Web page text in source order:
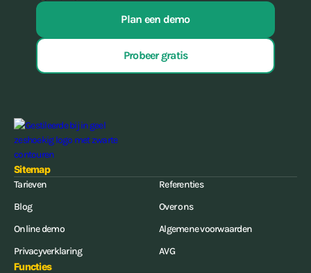
Plan een demo
Probeer gratis
Sitemap
Tarieven
Referenties
Blog
Over ons
Online demo
Algemene voorwaarden
Privacyverklaring
AVG
Functies